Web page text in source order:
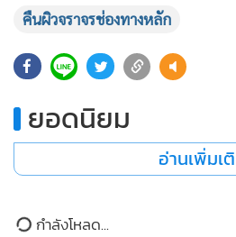
คืนผิวจราจรช่องทางหลัก
ยอดนิยม
อ่านเพิ่มเ
กำลังโหลด...